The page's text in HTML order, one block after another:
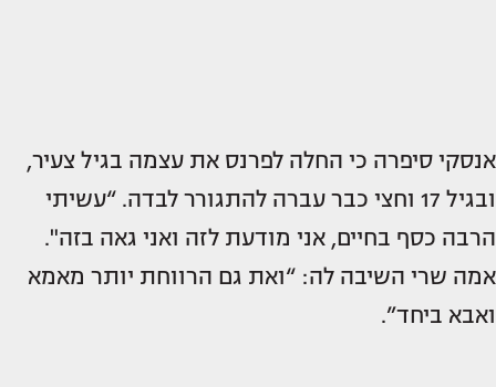
אנסקי סיפרה כי החלה לפרנס את עצמה בגיל צעיר,
ובגיל 17 וחצי כבר עברה להתגורר לבדה. “עשיתי
הרבה כסף בחיים, אני מודעת לזה ואני גאה בזה".
אמה שרי השיבה לה: “ואת גם הרווחת יותר מאמא
ואבא ביחד”.